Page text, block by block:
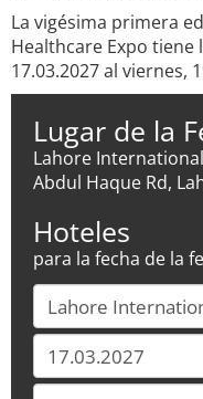
La vigésima primera
Healthcare Expo tiene
17.03.2027 al viernes,
Lugar de la
Lahore
Abdul Haque Rd,
Hoteles
para la fecha de la